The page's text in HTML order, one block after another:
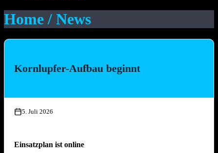
Home / News
Kornlupfer-Aufbau beginnt
5. Juli 2026
Einsatzplan ist online